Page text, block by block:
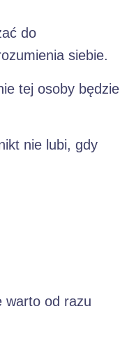
do
siebie.
tej osoby będzie
nie lubi, gdy
warto od razu